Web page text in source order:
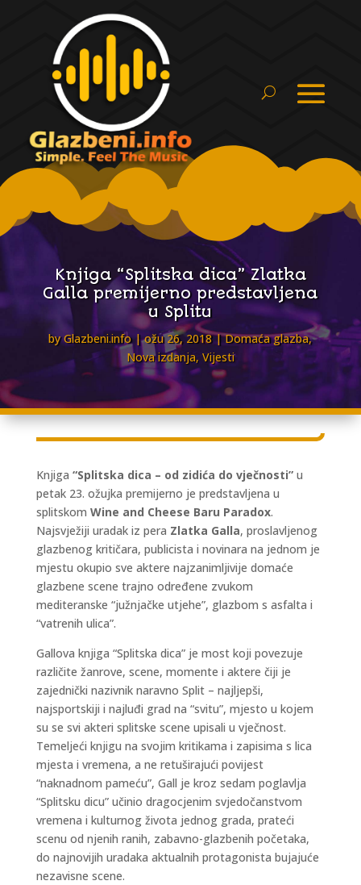
Knjiga “Splitska dica” Zlatka
Galla premijerno predstavljena
u Splitu
byGlazbeni.info ožu 26, 2018 Domaća glazba,
Nova izdanja, Vijesti
Knjiga “Splitska dica – od zidića do vječnosti”u
petak 23. ožujka premijerno je predstavljena u
splitskom Wine and Cheese Baru Paradox.
Najsvježiji uradak iz pera Zlatka Galla, proslavljenog
glazbenog kritičara, publicista i novinara na jednom je
mjestu okupio sve aktere najzanimljivije domaće
glazbene scene trajno određene zvukom
mediteranske “južnjačke utjehe”, glazbom s asfalta i
“vatrenih ulica”.
Gallova knjiga “Splitska dica” je most koji povezuje
različite žanrove, scene, momente i aktere čiji je
zajednički nazivnik naravno Split – najljepši,
najsportskiji i najluđi grad na “svitu”, mjesto u kojem
su se svi akteri splitske scene upisali u vječnost.
Temeljeći knjigu na svojim kritikama i zapisima s lica
mjesta i vremena, a ne retuširajući povijest
“naknadnom pameću”, Gall je kroz sedam poglavlja
“Splitsku dicu” učinio dragocjenim svjedočanstvom
vremena i kulturnog života jednog grada, prateći
scenu od njenih ranih, zabavno-glazbenih početaka,
do najnovijih uradaka aktualnih protagonista bujajuće
nezavisne scene.